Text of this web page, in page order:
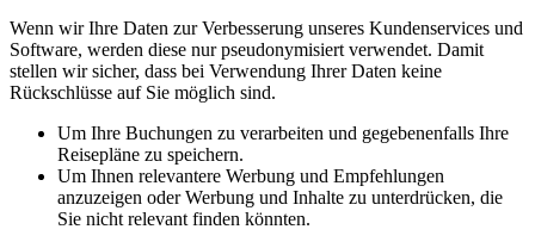
Wenn wir Ihre Daten zur Verbesserung unseres Kundenservices und
Software, werden diese nur pseudonymisiert verwendet. Damit
stellen wir sicher, dass bei Verwendung Ihrer Daten keine
Rückschlüsse auf Sie möglich sind.
Um Ihre Buchungen zu verarbeiten und gegebenenfalls Ihre
Reisepläne zu speichern.
Um Ihnen relevantere Werbung und Empfehlungen
anzuzeigen oder Werbung und Inhalte zu unterdrücken, die
Sie nicht relevant finden könnten.